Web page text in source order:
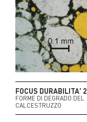
FOCUS DURABILITA' 2
FORME DI DEGRADO DEL
CALCESTRUZZO